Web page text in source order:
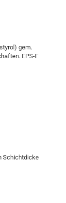
gem.
EPS-F
Schichtdicke